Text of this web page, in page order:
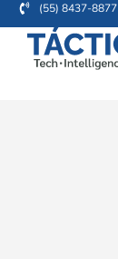
(55) 8437-8877